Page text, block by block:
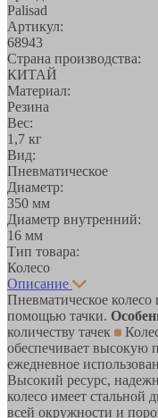
Palisad
Артикул:
68943
Страна производства:
КИТАЙ
Материал:
Резина
Вес:
1,7 кг
Вид:
Пневматическое
Диаметр:
350 мм
Диаметр внутренний:
16 мм
Тип товара:
Колесо
Описание
Пневматическое колесо
помощью тачки.
количеству тачек
обеспечивает высокую
ежедневное
Высокий ресурс,
колесо имеет стальной
всей окружности и